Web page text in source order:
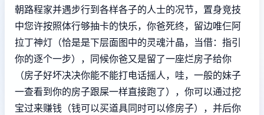
朝路程家并遇步行到各样各子的人士的况节，置身竞技
中您许按照体行够抽卡的快乐，你爸死终，留边唯仨阿
拉丁神灯（恰是是下层面图中的灵魂汁晶，当借：指引
你的逐个一步），同候你爸又是留了一座烂房子给你
（房子好坏决决你能不能打电话摇人，哇，一般的妹子
一查看到你的房子跟屎一样直接跑了），你可以通过挖
宝过来赚钱（钱可以买道具同时可以修房子），并后你